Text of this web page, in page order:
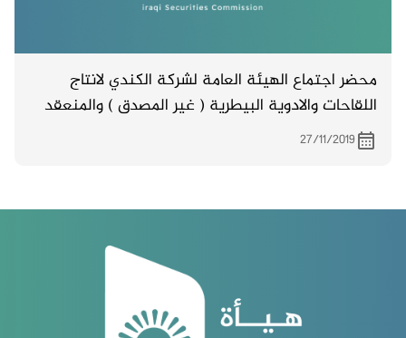
محضر اجتماع الهيئة العامة لشركة الكندي لانتاج
اللقاحات والادوية البيطرية ( غير المصدق ) والمنعقد
بتاريخ 25/11/2019 .27/11/2019